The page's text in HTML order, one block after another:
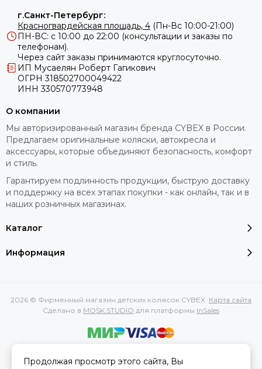
г.Санкт-Петербург:
Красногвардейская площадь, 4 (Пн-Вс 10:00-21:00)
ПН-ВС: с 10:00 до 22:00 (консультации и заказы по
телефонам).
Через сайт заказы принимаются круглосуточно.
ИП Мусаелян Роберт Гагикович
ОГРН 318502700049422
ИНН 330570773948
Каталог
Информация
О компании
Мы авторизированный магазин бренда CYBEX в России.
Предлагаем оригинальные коляски, автокресла и
аксессуары, которые объединяют безопасность, комфорт
и стиль.
Гарантируем подлинность продукции, быструю доставку
и поддержку на всех этапах покупки - как онлайн, так и в
наших розничных магазинах.
2026 © Фирменный магазин детских колясок CYBEX. Карта сайта
Сделано в MOSK.STUDIO для платформы InSales
характеристик, стоимости товаров и услуг, носит
Продолжая просмотр этого сайта, Вы